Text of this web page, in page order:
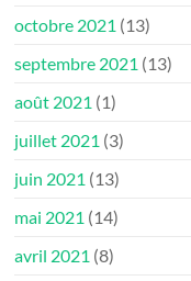
octobre 2021 (13)
septembre 2021 (13)
août 2021 (1)
juillet 2021 (3)
juin 2021 (13)
mai 2021 (14)
avril 2021 (8)